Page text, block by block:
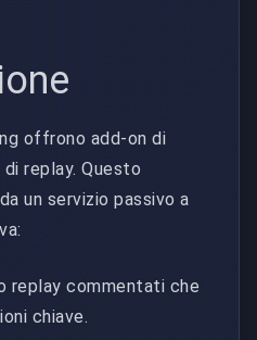
offrono add-on di
replay. Questo
un servizio passivo a
replay commentati che
chiave.